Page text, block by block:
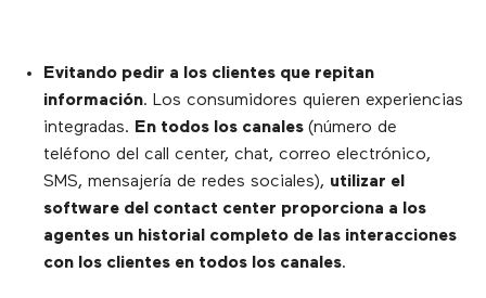
Evitando pedir a los clientes que repitan
información. Los consumidores quieren experiencias
integradas. En todos los canales (número de
teléfono del call center, chat, correo electrónico,
SMS, mensajería de redes sociales), utilizar el
software del contact center proporciona a los
agentes un historial completo de las interacciones
con los clientes en todos los canales.